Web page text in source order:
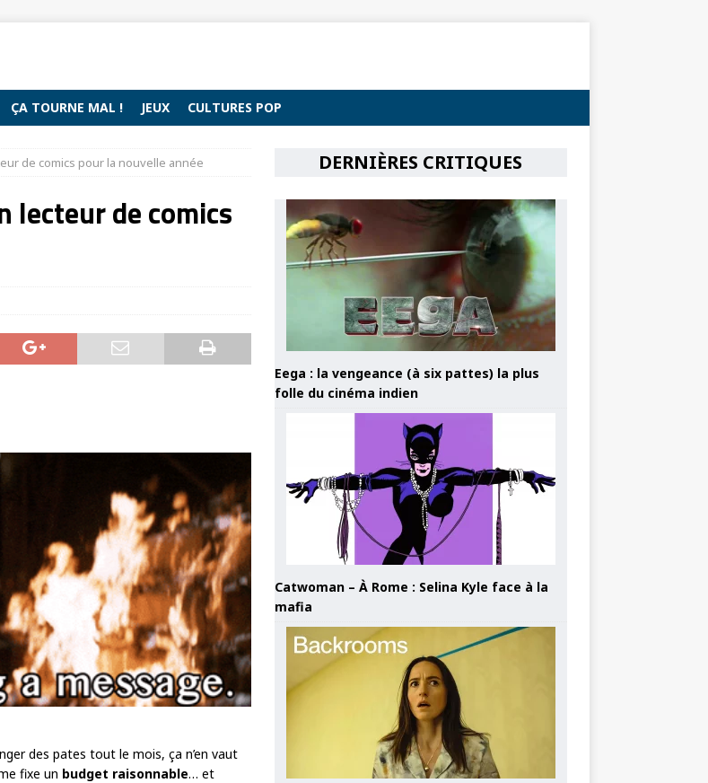
ÇA TOURNE MAL ! JEUX CULTURES POP
de comics pour la nouvelle année
lecteur de comics
des pates tout le mois, ça n’en vaut
fixe un budget raisonnable… et
DERNIÈRES CRITIQUES
Eega : la vengeance (à six pattes) la plus
folle du cinéma indien
Catwoman – À Rome : Selina Kyle face à la
mafia